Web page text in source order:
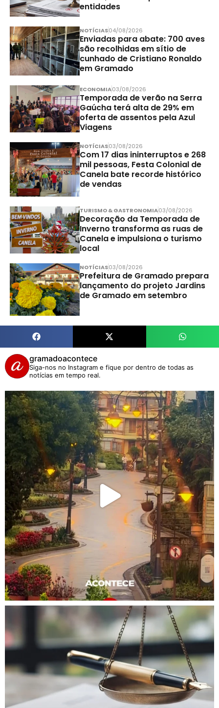
entidades
NOTÍCIAS04/08/2026
Enviadas para abate: 700 aves
são recolhidas em sítio de
cunhado de Cristiano Ronaldo
em Gramado
ECONOMIA03/08/2026
Temporada de verão na Serra
Gaúcha terá alta de 29% em
oferta de assentos pela Azul
Viagens
NOTÍCIAS03/08/2026
Com 17 dias ininterruptos e 268
mil pessoas, Festa Colonial de
Canela bate recorde histórico
de vendas
TURISMO & GASTRONOMIA03/08/2026
Decoração da Temporada de
Inverno transforma as ruas de
Canela e impulsiona o turismo
local
NOTÍCIAS03/08/2026
Prefeitura de Gramado prepara
lançamento do projeto Jardins
de Gramado em setembro
gramadoacontece
Siga-nos no Instagram e fique por dentro de todas as
notícias em tempo real.